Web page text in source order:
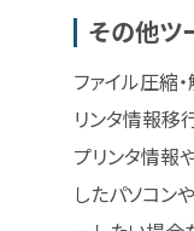
その他ツ
ファイル圧縮
リンタ情報移
プリンタ情報
したパソコン